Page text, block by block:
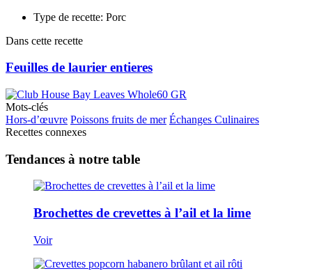
Type de recette: Porc
Dans cette recette
Feuilles de laurier entieres
Mots-clés
Hors-d’œuvre Poissons fruits de mer Échanges Culinaires
Recettes connexes
Tendances à notre table
Brochettes de crevettes à l’ail et la lime
Voir